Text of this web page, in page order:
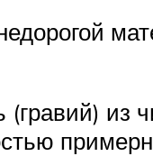
из